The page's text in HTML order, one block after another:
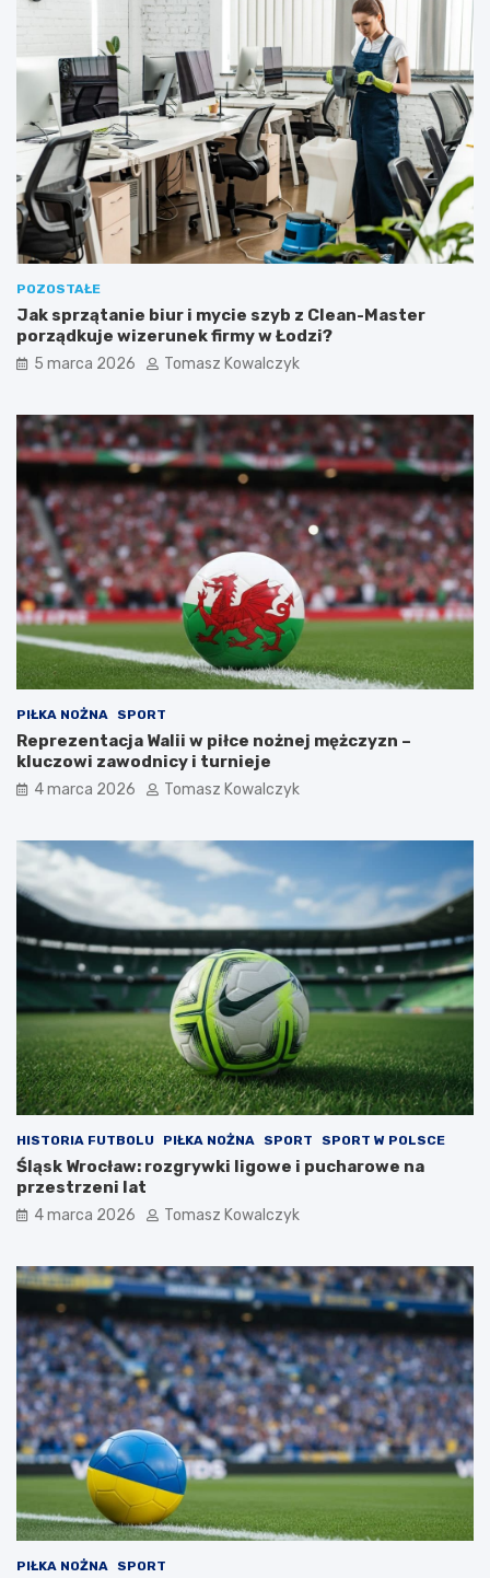
i
(
s
a
l
u
b
o
t
a
)
POZOSTAŁE
Jak sprzątanie biur i mycie szyb z Clean-Master
porządkuje wizerunek firmy w Łodzi?
5 marca 2026 Tomasz Kowalczyk
PIŁKA NOŻNA SPORT
Reprezentacja Walii w piłce nożnej mężczyzn –
kluczowi zawodnicy i turnieje
4 marca 2026 Tomasz Kowalczyk
HISTORIA FUTBOLU PIŁKA NOŻNA SPORT SPORT W POLSCE
Śląsk Wrocław: rozgrywki ligowe i pucharowe na
przestrzeni lat
4 marca 2026 Tomasz Kowalczyk
PIŁKA NOŻNA SPORT